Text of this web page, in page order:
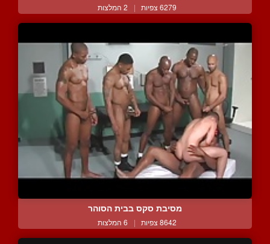
6279 צפיות | 2 המלצות
מסיבת סקס בבית הסוהר
8642 צפיות | 6 המלצות